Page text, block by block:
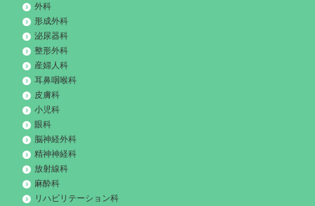
外科
形成外科
泌尿器科
整形外科
産婦人科
耳鼻咽喉科
皮膚科
小児科
眼科
脳神経外科
精神神経科
放射線科
麻酔科
リハビリテーション科